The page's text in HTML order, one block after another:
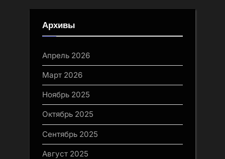
Архивы
Апрель 2026
Март 2026
Ноябрь 2025
Октябрь 2025
Сентябрь 2025
Август 2025